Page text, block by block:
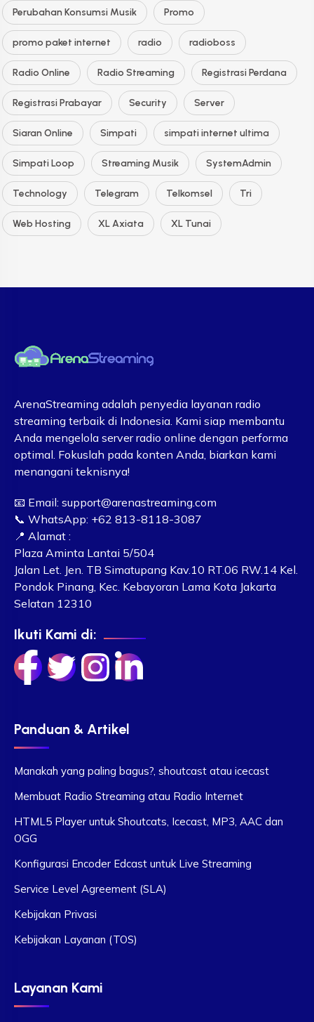
Perubahan Konsumsi Musik Promo
promo paket internet radio radioboss
Radio Online Radio Streaming Registrasi Perdana
Registrasi Prabayar Security Server
Siaran Online Simpati simpati internet ultima
Simpati Loop Streaming Musik SystemAdmin
Technology Telegram Telkomsel Tri
Web Hosting XL Axiata XL Tunai
ArenaStreaming adalah penyedia layanan radio
streaming terbaik di Indonesia. Kami siap membantu
Anda mengelola server radio online dengan performa
optimal. Fokuslah pada konten Anda, biarkan kami
menangani teknisnya!
📧 Email: support@arenastreaming.com
📞 WhatsApp: +62 813-8118-3087
📍 Alamat :
Plaza Aminta Lantai 5/504
Jalan Let. Jen. TB Simatupang Kav.10 RT.06 RW.14 Kel.
Pondok Pinang, Kec. Kebayoran Lama Kota Jakarta
Selatan 12310
Ikuti Kami di:
Panduan & Artikel
Manakah yang paling bagus?, shoutcast atau icecast
Membuat Radio Streaming atau Radio Internet
HTML5 Player untuk Shoutcats, Icecast, MP3, AAC dan
OGG
Konfigurasi Encoder Edcast untuk Live Streaming
Service Level Agreement (SLA)
Kebijakan Privasi
Kebijakan Layanan (TOS)
Layanan Kami